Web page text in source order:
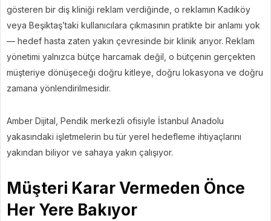
gösteren bir diş kliniği reklam verdiğinde, o reklamın Kadıköy
veya Beşiktaş’taki kullanıcılara çıkmasının pratikte bir anlamı yok
— hedef hasta zaten yakın çevresinde bir klinik arıyor. Reklam
yönetimi yalnızca bütçe harcamak değil, o bütçenin gerçekten
müşteriye dönüşeceği doğru kitleye, doğru lokasyona ve doğru
zamana yönlendirilmesidir.
Amber Dijital, Pendik merkezli ofisiyle İstanbul Anadolu
yakasındaki işletmelerin bu tür yerel hedefleme ihtiyaçlarını
yakından biliyor ve sahaya yakın çalışıyor.
Müşteri Karar Vermeden Önce
Her Yere Bakıyor